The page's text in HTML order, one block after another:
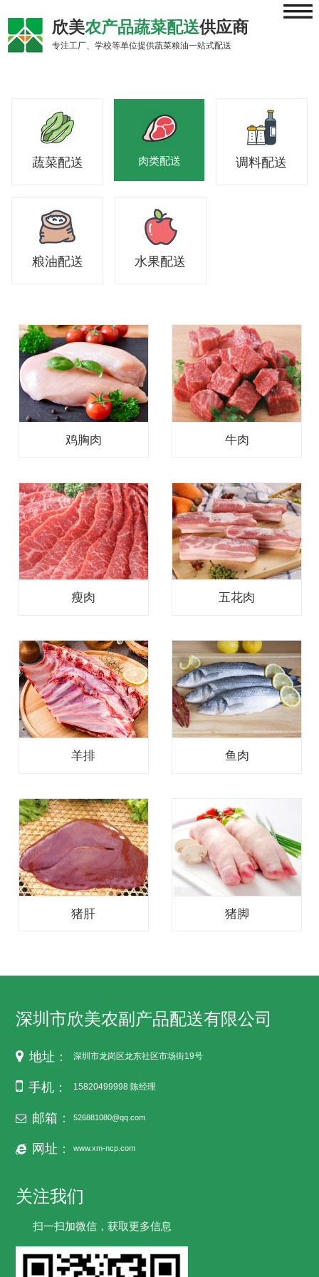
欣美农产品蔬菜配送供应商
专注工厂、学校等单位提供蔬菜粮油一站式配送
≡
蔬菜配送 肉类配送 调料配送
粮油配送 水果配送
鸡胸肉 牛肉
瘦肉 五花肉
羊排 鱼肉
猪肝 猪脚
深圳市欣美农副产品配送有限公司
地址： 深圳市龙岗区龙东社区市场街19号
手机： 15820499998 陈经理
邮箱： 526881080@qq.com
网址： www.xm-ncp.com
关注我们
扫一扫加微信，获取更多信息